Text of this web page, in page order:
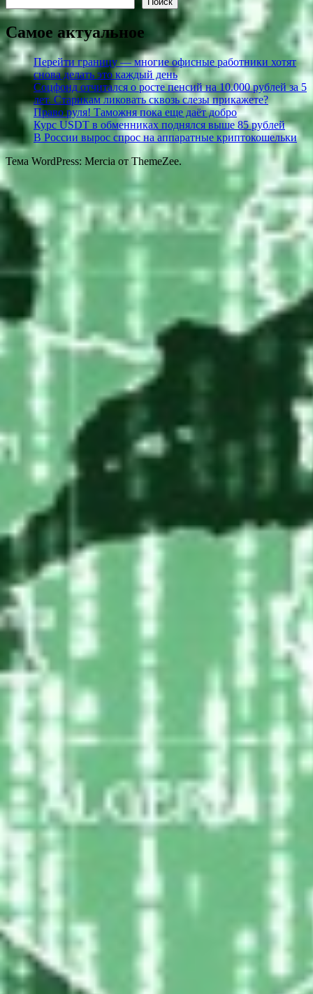
Самое актуальное
Перейти границу — многие офисные работники хотят
снова делать это каждый день
Соцфонд отчитался о росте пенсий на 10.000 рублей за 5
лет. Старикам ликовать сквозь слезы прикажете?
Право руля! Таможня пока еще даёт добро
Курс USDT в обменниках поднялся выше 85 рублей
В России вырос спрос на аппаратные криптокошельки
Тема WordPress: Mercia от ThemeZee.